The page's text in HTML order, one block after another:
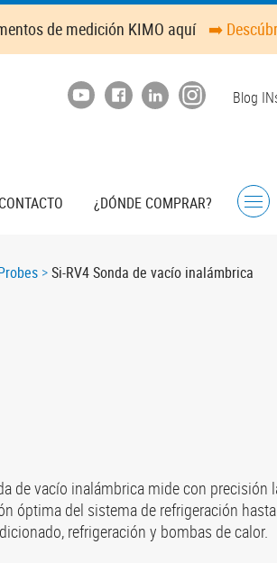
de medición KIMO aquí ➡️
Top
Blog
CONTACTO
¿DÓNDE COMPRAR?
Menu
Si-RV4 Sonda de vacío inalámbrica
de vacío inalámbrica mide con precisión
óptima del sistema de refrigeración
refrigeración y bombas de calor.